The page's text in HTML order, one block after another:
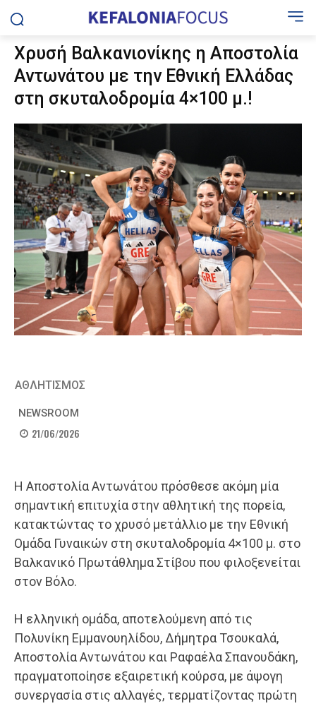
Χρυσή Βαλκανιονίκης η Αποστολία
Αντωνάτου με την Εθνική Ελλάδας
στη σκυταλοδρομία 4×100 μ.!
ΑΘΛΗΤΙΣΜΟΣ
NEWSROOM
21/06/2026
Η Αποστολία Αντωνάτου πρόσθεσε ακόμη μία
σημαντική επιτυχία στην αθλητική της πορεία,
κατακτώντας το χρυσό μετάλλιο με την Εθνική
Ομάδα Γυναικών στη σκυταλοδρομία 4×100 μ. στο
Βαλκανικό Πρωτάθλημα Στίβου που φιλοξενείται
στον Βόλο.
Η ελληνική ομάδα, αποτελούμενη από τις
Πολυνίκη Εμμανουηλίδου, Δήμητρα Τσουκαλά,
Αποστολία Αντωνάτου και Ραφαέλα Σπανουδάκη,
πραγματοποίησε εξαιρετική κούρσα, με άψογη
συνεργασία στις αλλαγές, τερματίζοντας πρώτη